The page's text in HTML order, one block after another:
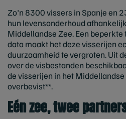
Zo'n 8300 vissers in Spanje en
hun levensonderhoud
Middellandse Zee. Een
data maakt het deze visserijen
duurzaamheid te vergroten. Uit
over de visbestanden
de visserijen in het
overbevist**.
Eén zee, twee